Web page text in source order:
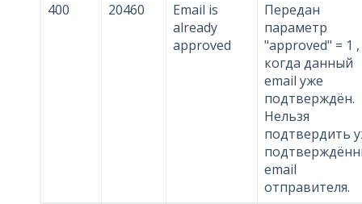
400
20460
Email is
already
approved
Передан
параметр
"approved" = 1 ,
когда данный
email уже
подтверждён.
Нельзя
подтвердить
email
отправителя.